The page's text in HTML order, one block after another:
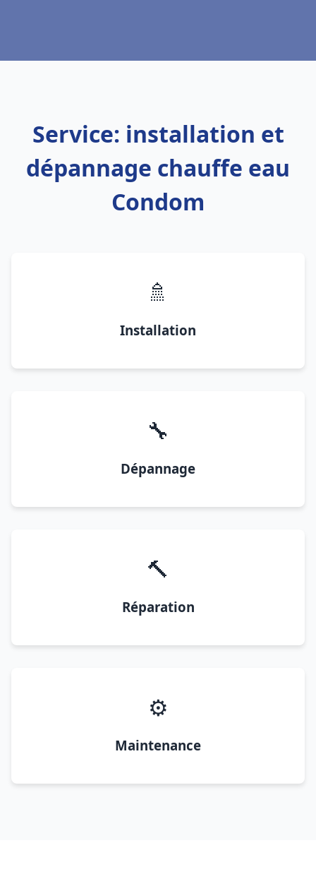
Service: installation et
dépannage chauffe eau
Condom
🚿
Installation
🔧
Dépannage
🔨
Réparation
⚙️
Maintenance